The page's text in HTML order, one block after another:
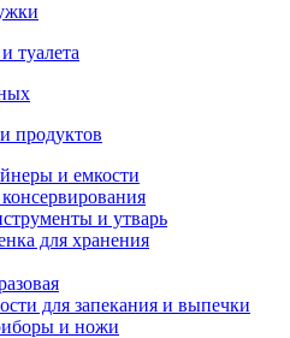
туалета
продуктов
и емкости
и утварь
для хранения
для запекания и выпечки
и ножи